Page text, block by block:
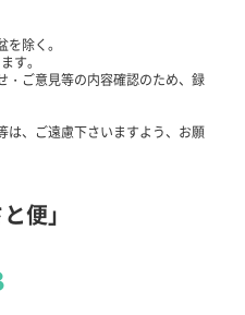
除く。
す。
ご意見等の内容確認のため、録
、ご遠慮下さいますよう、お願
便」